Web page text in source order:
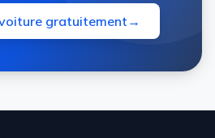
gratuitement→